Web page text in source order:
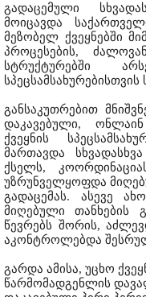
გადაცემული
მოიცავდა
მეზობელ ქვეყნებში
პროცესების,
სტრუქტურებში
განსაკუთრებით
დაკავებული,
ქვეყნის
მართავდა
ქსელს,
უზრუნველყოფდა
გადაცემას. ასევე
მიღებული თანხების
წევრებს შორის,
აკონტროლებდა
გარდა ამისა, უცხო
წარმომადგენლის